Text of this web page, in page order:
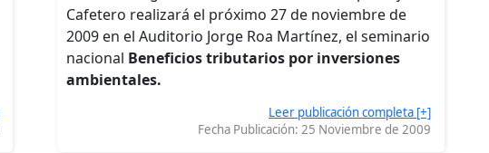
Cafetero realizará el próximo 27 de noviembre de
2009 en el Auditorio Jorge Roa Martínez, el seminario
nacional Beneficios tributarios por inversiones
ambientales.
Leer publicación completa [+]
Fecha Publicación: 25 Noviembre de 2009